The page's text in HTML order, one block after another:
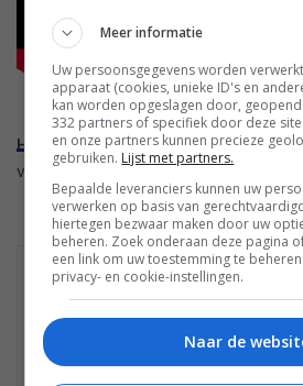
(vanaf 35:25 uur is het
Hier lees je wat de beste games van
volgende overzicht verschijnt deze
MICROSOFT XBOX
ONE X
Geen winkels gevonden
Mogelijk is het product niet meer
Meer informatie
Uw persoonsgegevens worden
apparaat (cookies, unieke ID's en
kan worden opgeslagen door,
332 partners of specifiek door deze
en onze partners kunnen precieze
gebruiken. Lijst met partners.
Bepaalde leveranciers kunnen uw
verwerken op basis van
hiertegen bezwaar maken door uw
beheren. Zoek onderaan deze pagina
een link om uw toestemming te
privacy- en cookie-instellingen.
Naar de